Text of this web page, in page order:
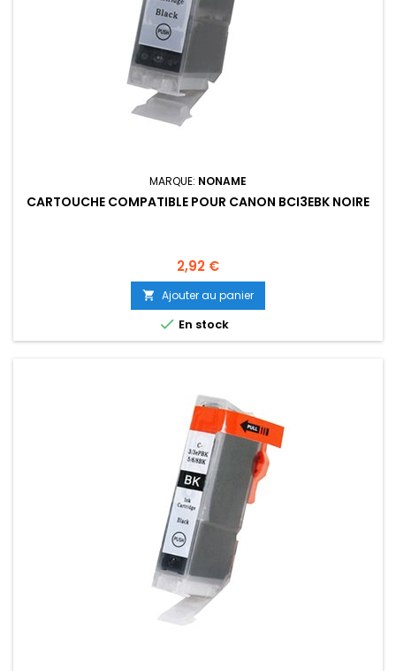
MARQUE: NONAME
CARTOUCHE COMPATIBLE POUR CANON BCI3EBK NOIRE
Prix
2,92 €
 Ajouter au panier
 En stock